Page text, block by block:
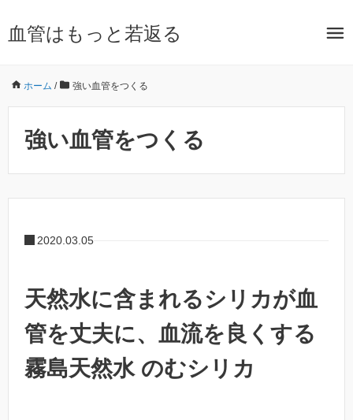
血管はもっと若返る
ホーム / 強い血管をつくる
強い血管をつくる
2020.03.05
天然水に含まれるシリカが血
管を丈夫に、血流を良くする
霧島天然水 のむシリカ